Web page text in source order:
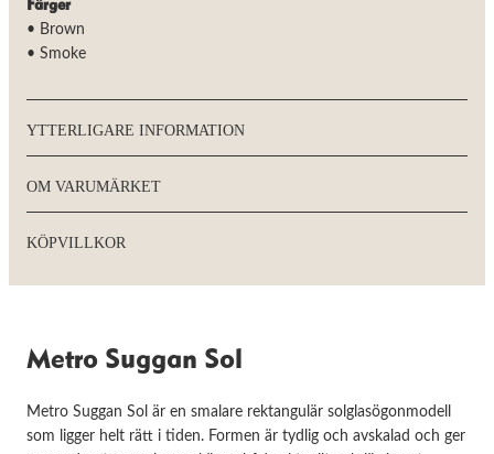
Färger
• Brown
• Smoke
YTTERLIGARE INFORMATION
OM VARUMÄRKET
KÖPVILLKOR
Metro Suggan Sol
Metro Suggan Sol är en smalare rektangulär solglasögonmodell
som ligger helt rätt i tiden. Formen är tydlig och avskalad och ger
besök. Om
du nekar de
här kakorna
att försvinna
från
hemsidan.
Marknadsföring
Genom att dela
med dig av dina
ditt beteende
personligt